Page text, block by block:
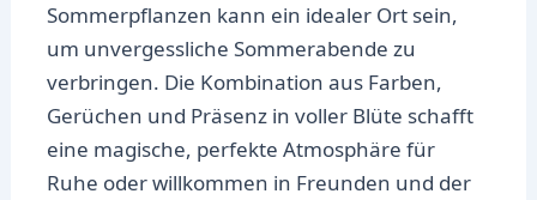
Sommerpflanzen kann ein idealer Ort sein,
um unvergessliche Sommerabende zu
verbringen. Die Kombination aus Farben,
Gerüchen und Präsenz in voller Blüte schafft
eine magische, perfekte Atmosphäre für
Ruhe oder willkommen in Freunden und der